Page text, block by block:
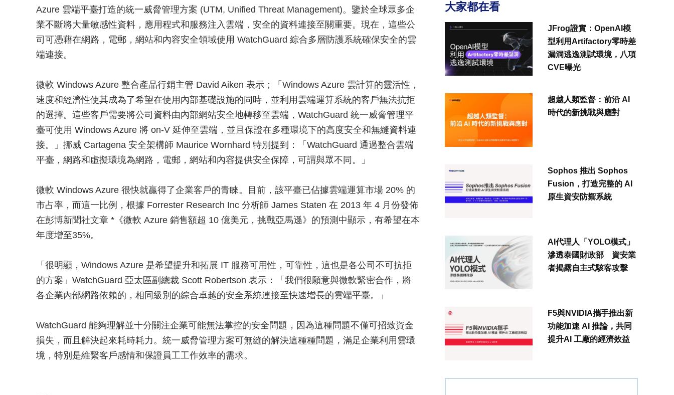
Azure 雲端平臺打造的統一威脅管理方案 (UTM, Unified Threat Management)。鑒於全球眾多企
業不斷將大量敏感性資料，應用程式和服務注入雲端，安全的資料連接至關重要。現在，這些公
司可憑藉在網路，電郵，網站和內容安全領域使用 WatchGuard 綜合多層防護系統確保安全的雲
端連接。
微軟 Windows Azure 整合產品行銷主管 David Aiken 表示；「Windows Azure 雲計算的靈活性，
速度和經濟性使其成為了希望在使用內部基礎設施的同時，並利用雲端運算系統的客戶無法抗拒
的選擇。這些客戶需要將公司資料由內部網站安全地轉移至雲端，WatchGuard 統一威脅管理平
臺可使用 Windows Azure 將 on-V 延伸至雲端，並且保證在多種環境下的高度安全和無縫資料連
接。」挪威 Cartagena 安全架構師 Maurice Wornhard 特別提到：「WatchGuard 通過整合雲端
平臺，網路和虛擬環境為網路，電郵，網站和內容提供安全保障，可謂與眾不同。」
微軟 Windows Azure 很快就贏得了企業客戶的青睞。目前，該平臺已佔據雲端運算市場 20% 的
市占率，而這一比例，根據 Forrester Research Inc 分析師 James Staten 在 2013 年 4 月份發佈
在彭博新聞社文章 *《微軟 Azure 銷售額超 10 億美元，挑戰亞馬遜》的預測中顯示，有希望在本
年度增至35%。
「很明顯，Windows Azure 是希望提升和拓展 IT 服務可用性，可靠性，這也是各公司不可抗拒
的方案」WatchGuard 亞太區副總裁 Scott Robertson 表示：「我們很願意與微軟緊密合作，將
各企業內部網路依賴的，相同級別的綜合卓越的安全系統連接至快速增長的雲端平臺。」
WatchGuard 能夠理解並十分關注企業可能無法掌控的安全問題，因為這種問題不僅可招致資金
損失，而且解決起來耗時耗力。統一威脅管理方案可無縫的解決這種種問題，滿足企業利用雲環
境，特別是維繫客戶感情和保證員工工作效率的需求。
大家都在看
JFrog證實：OpenAI模
型利用Artifactory零時差
漏洞逃逸測試環境，八項
CVE曝光
超越人類監督：前沿 AI
時代的新挑戰與應對
Sophos 推出 Sophos
Fusion，打造完整的 AI
原生資安防禦系統
AI代理人「YOLO模式」
滲透泰國財政部 資安業
者揭露自主式駭客攻擊
F5與NVIDIA攜手推出新
功能加速 AI 推論，共同
提升AI 工廠的經濟效益